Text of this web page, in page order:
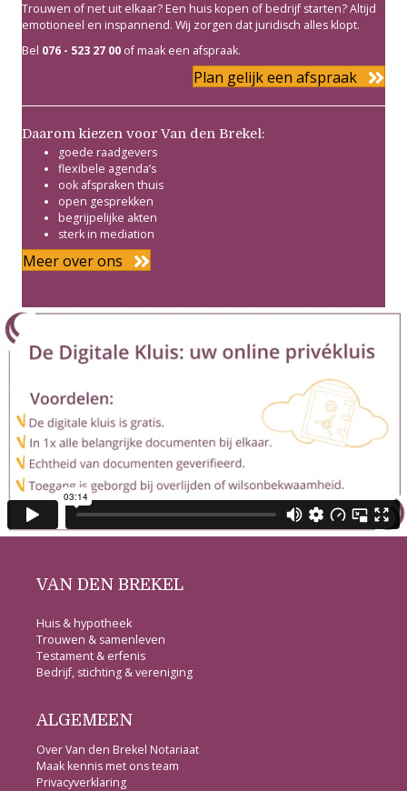
Trouwen of net uit elkaar? Een huis kopen of bedrijf starten? Altijd
emotioneel en inspannend. Wij zorgen dat juridisch alles klopt.
Bel 076 - 523 27 00 of maak een afspraak.
Plan gelijk een afspraak
Daarom kiezen voor Van den Brekel:
goede raadgevers
flexibele agenda’s
ook afspraken thuis
open gesprekken
begrijpelijke akten
sterk in mediation
Meer over ons
VAN DEN BREKEL
Huis & hypotheek
Trouwen & samenleven
Testament & erfenis
Bedrijf, stichting & vereniging
ALGEMEEN
Over Van den Brekel Notariaat
Maak kennis met ons team
Privacyverklaring